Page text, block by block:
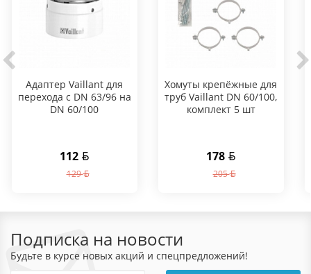
Адаптер Vaillant для
перехода с DN 63/96 на
DN 60/100
112
129
Хомуты крепёжные для
труб Vaillant DN 60/100,
комплект 5 шт
178
205
Подписка на новости
Будьте в курсе новых акций и спецпредложений!